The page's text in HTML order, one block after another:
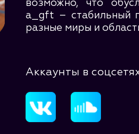
возможно, что
a_gft – стабильный
разные миры и
Аккаунты в